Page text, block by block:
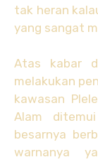
tak heran
yang sangat
Atas kabar
melakukan
kawasan
Alam
besarnya
warnanya